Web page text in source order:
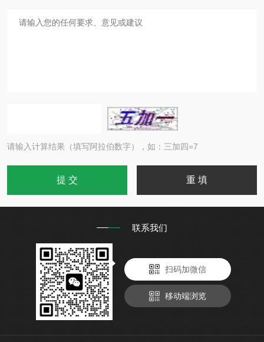
请输入计算结果（填写阿拉伯数字），如：三加四=7
联系我们
扫码加微信
移动端浏览